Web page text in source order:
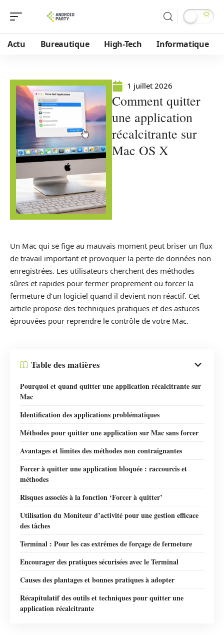
Actu Bureautique High-Tech Informatique
1 juillet 2026
Comment quitter
une application
récalcitrante sur
Mac OS X
Un Mac qui se fige au mauvais moment peut briser un flux
de travail important et provoquer la perte de données non
enregistrées. Les utilisateurs cherchent des méthodes
sûres et rapides pour fermer proprement ou forcer la
fermeture d’un logiciel quand il devient non réactif. Cet
article propose des techniques pratiques et des astuces
éprouvées pour reprendre le contrôle de votre Mac.
Table des matières
Pourquoi et quand quitter une application récalcitrante sur
Mac
Identification des applications problématiques
Méthodes pour quitter une application sur Mac sans forcer
Avantages et limites des méthodes non contraignantes
Forcer à quitter une application bloquée : raccourcis et
méthodes
Risques associés à la fonction ‘Forcer à quitter’
Utilisation du Moniteur d’activité pour une gestion efficace
des tâches
Terminal : Pour les cas extrêmes de forçage de fermeture
Encourager des pratiques sécurisées avec le Terminal
Causes des plantages et bonnes pratiques à adopter
Récapitulatif des outils et techniques pour quitter une
application récalcitrante